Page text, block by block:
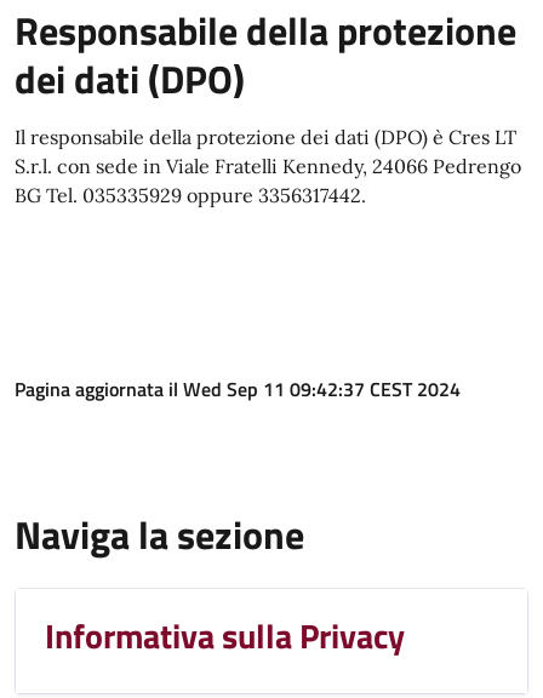
Responsabile della protezione
dei dati (DPO)
Il responsabile della protezione dei dati (DPO) è Cres LT
S.r.l. con sede in Viale Fratelli Kennedy, 24066 Pedrengo
BG Tel. 035335929 oppure 3356317442.
Pagina aggiornata il Wed Sep 11 09:42:37 CEST 2024
Naviga la sezione
Informativa sulla Privacy